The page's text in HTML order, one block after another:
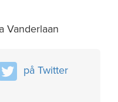
Vanderlaan
på Twitter